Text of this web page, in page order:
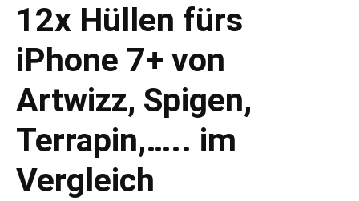
12x Hüllen fürs
iPhone 7+ von
Artwizz, Spigen,
Terrapin,….. im
Vergleich